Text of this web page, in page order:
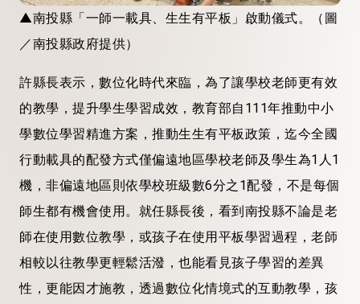
▲南投縣「一師一載具、生生有平板」啟動儀式。（圖
／南投縣政府提供）
許縣長表示，數位化時代來臨，為了讓學校老師更有效
的教學，提升學生學習成效，教育部自111年推動中小
學數位學習精進方案，推動生生有平板政策，迄今全國
行動載具的配發方式僅偏遠地區學校老師及學生為1人1
機，非偏遠地區則依學校班級數6分之1配發，不是每個
師生都有機會使用。就任縣長後，看到南投縣不論是老
師在使用數位教學，或孩子在使用平板學習過程，老師
相較以往教學更輕鬆活潑，也能看見孩子學習的差異
性，更能因才施教，透過數位化情境式的互動教學，孩